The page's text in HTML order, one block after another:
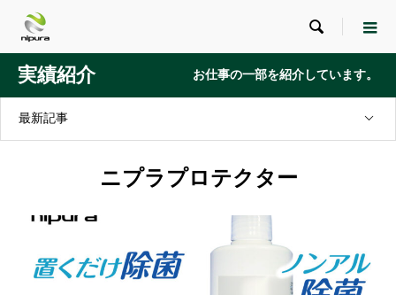

実績紹介 お仕事の一部を紹介しています。
最新記事
ニプラプロテクター